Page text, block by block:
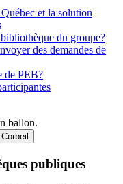
et la solution
du groupe?
des demandes de
de PEB?
publiques